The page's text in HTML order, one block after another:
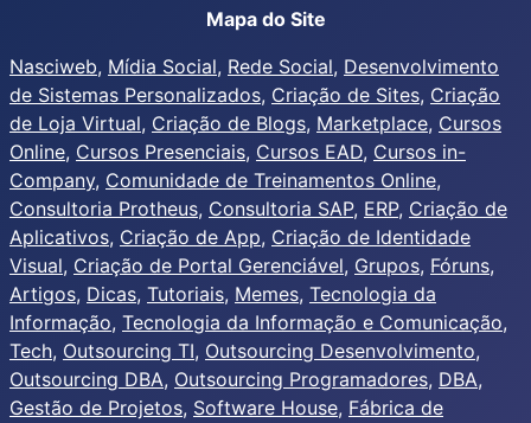
Mapa do Site
Nasciweb, Mídia Social, Rede Social, Desenvolvimento
de Sistemas Personalizados, Criação de Sites, Criação
de Loja Virtual, Criação de Blogs, Marketplace, Cursos
Online, Cursos Presenciais, Cursos EAD, Cursos in-
Company, Comunidade de Treinamentos Online,
Consultoria Protheus, Consultoria SAP, ERP, Criação de
Aplicativos, Criação de App, Criação de Identidade
Visual, Criação de Portal Gerenciável, Grupos, Fóruns,
Artigos, Dicas, Tutoriais, Memes, Tecnologia da
Informação, Tecnologia da Informação e Comunicação,
Tech, Outsourcing TI, Outsourcing Desenvolvimento,
Outsourcing DBA, Outsourcing Programadores, DBA,
Gestão de Projetos, Software House, Fábrica de